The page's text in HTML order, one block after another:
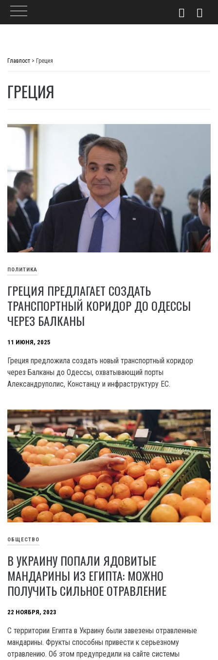
Главпост > Греция
ГРЕЦИЯ
ПОЛИТИКА
ГРЕЦИЯ ПРЕДЛАГАЕТ СОЗДАТЬ
ТРАНСПОРТНЫЙ КОРИДОР ДО ОДЕССЫ
ЧЕРЕЗ БАЛКАНЫ
11 ИЮНЯ, 2025
Греция предложила создать новый транспортный коридор
через Балканы до Одессы, охватывающий порты
Александруполис, Констанцу и инфраструктуру ЕС.
ОБЩЕСТВО
В УКРАИНУ ПОПАЛИ ЯДОВИТЫЕ
МАНДАРИНЫ ИЗ ЕГИПТА: МОЖНО
ПОЛУЧИТЬ СИЛЬНОЕ ОТРАВЛЕНИЕ
22 НОЯБРЯ, 2023
C территории Египта в Украину были завезены отравленные
мандарины. Фрукты способны привести к серьезному
отравлению. Об этом предупредили на сайте системы